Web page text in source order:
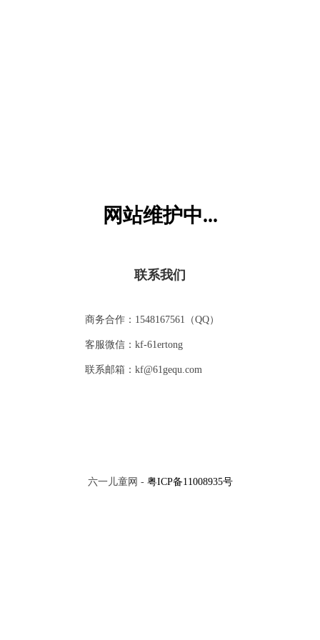
网站维护中...
联系我们
商务合作：1548167561（QQ）
客服微信：kf-61ertong
联系邮箱：kf@61gequ.com
六一儿童网 - 粤ICP备11008935号